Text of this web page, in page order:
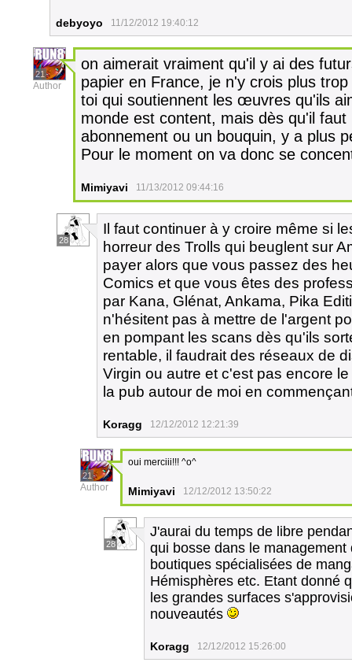
debyoyo 11/12/2012 19:40:12
21
Author
on aimerait vraiment qu'il y ai des
papier en France, je n'y crois plus
toi qui soutiennent les œuvres qu'ils
monde est content, mais dès qu'il
abonnement ou un bouquin, y a plus
Pour le moment on va donc se
Mimiyavi 11/13/2012 09:44:16
28
Il faut continuer à y croire même si
horreur des Trolls qui beuglent sur
payer alors que vous passez des
Comics et que vous êtes des
par Kana, Glénat, Ankama, Pika
n'hésitent pas à mettre de l'argent
en pompant les scans dès qu'ils
rentable, il faudrait des réseaux de
Virgin ou autre et c'est pas encore
la pub autour de moi en
Koragg 12/12/2012 12:21:39
21
Author
oui merciii!!! ^o^
Mimiyavi 12/12/2012 13:50:22
28
J'aurai du temps de libre
qui bosse dans le
boutiques spécialisées de
Hémisphères etc. Etant donné
les grandes surfaces
nouveautés
Koragg 12/12/2012 15:26:00